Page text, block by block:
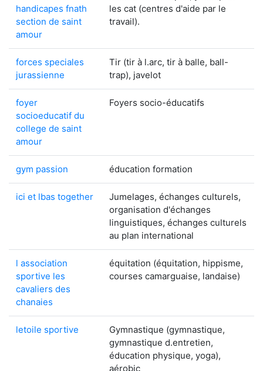
handicapes fnath
section de saint
amour
les cat (centres d'aide par le
travail).
forces speciales
jurassienne
Tir (tir à l.arc, tir à balle, ball-
trap), javelot
foyer
socioeducatif du
college de saint
amour
Foyers socio-éducatifs
gym passion éducation formation
ici et lbas together
Jumelages, échanges culturels,
organisation d'échanges
linguistiques, échanges culturels
au plan international
l association
sportive les
cavaliers des
chanaies
équitation (équitation, hippisme,
courses camarguaise, landaise)
letoile sportive
Gymnastique (gymnastique,
gymnastique d.entretien,
éducation physique, yoga),
aérobic